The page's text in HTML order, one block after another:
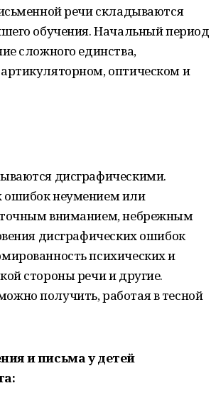
речи складываются
обучения. Начальный период
сложного единства,
оптическом и
дисграфическими.
ошибок неумением или
вниманием, небрежным
дисграфических ошибок
психических и
стороны речи и другие.
получить, работая в тесной
иписьмаудетей
: